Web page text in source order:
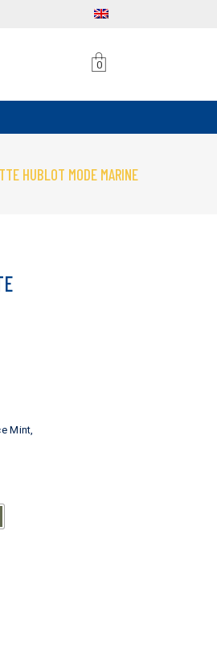
0
HUBLOT MODE MARINE
Mint,